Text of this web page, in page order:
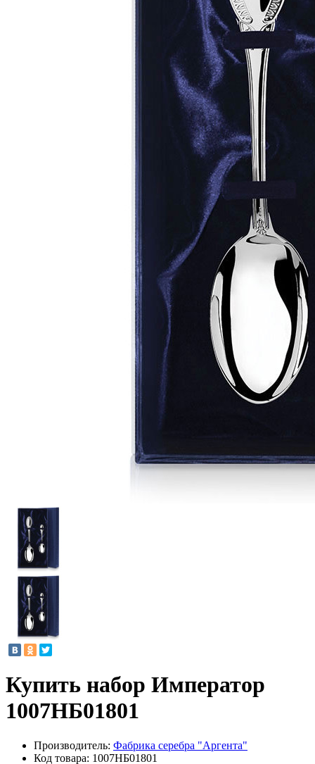
Купить набор Император
1007НБ01801
Производитель: Фабрика серебра "Аргента"
Код товара: 1007НБ01801